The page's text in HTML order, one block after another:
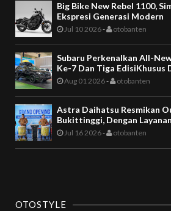
Big Bike New Rebel 1100,
Ekspresi Generasi Modern
Jul 10 2026- otobanten
Subaru Perkenalkan All-
Ke-7 Dan Tiga EdisiKhusus
Aug 01 2026- otobanten
Astra Daihatsu Resmikan
Bukittinggi, Dengan
Jul 16 2026- otobanten
OTOSTYLE